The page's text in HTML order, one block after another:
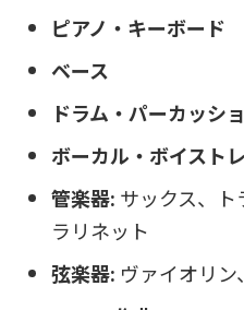
ピアノ・キーボード
ベース
ドラム・パーカッシ
ボーカル・ボイスト
管楽器: サックス、
ラリネット
弦楽器: ヴァイオリン